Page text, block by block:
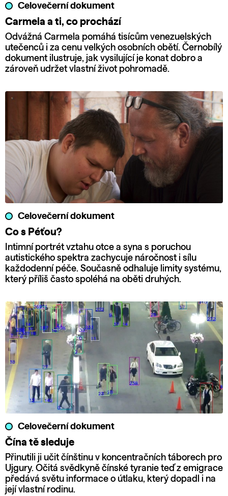
Celovečerní dokument
Carmela a ti, co prochází
Odvážná Carmela pomáhá tisícům venezuelských
utečenců i za cenu velkých osobních obětí. Černobílý
dokument ilustruje, jak vysilující je konat dobro a
zároveň udržet vlastní život pohromadě.
Celovečerní dokument
Co s Péťou?
Intimní portrét vztahu otce a syna s poruchou
autistického spektra zachycuje náročnost i sílu
každodenní péče. Současně odhaluje limity systému,
který příliš často spoléhá na oběti druhých.
Celovečerní dokument
Čína tě sleduje
Přinutili ji učit čínštinu v koncentračních táborech pro
Ujgury. Očitá svědkyně čínské tyranie teď z emigrace
předává světu informace o útlaku, který dopadl i na
její vlastní rodinu.